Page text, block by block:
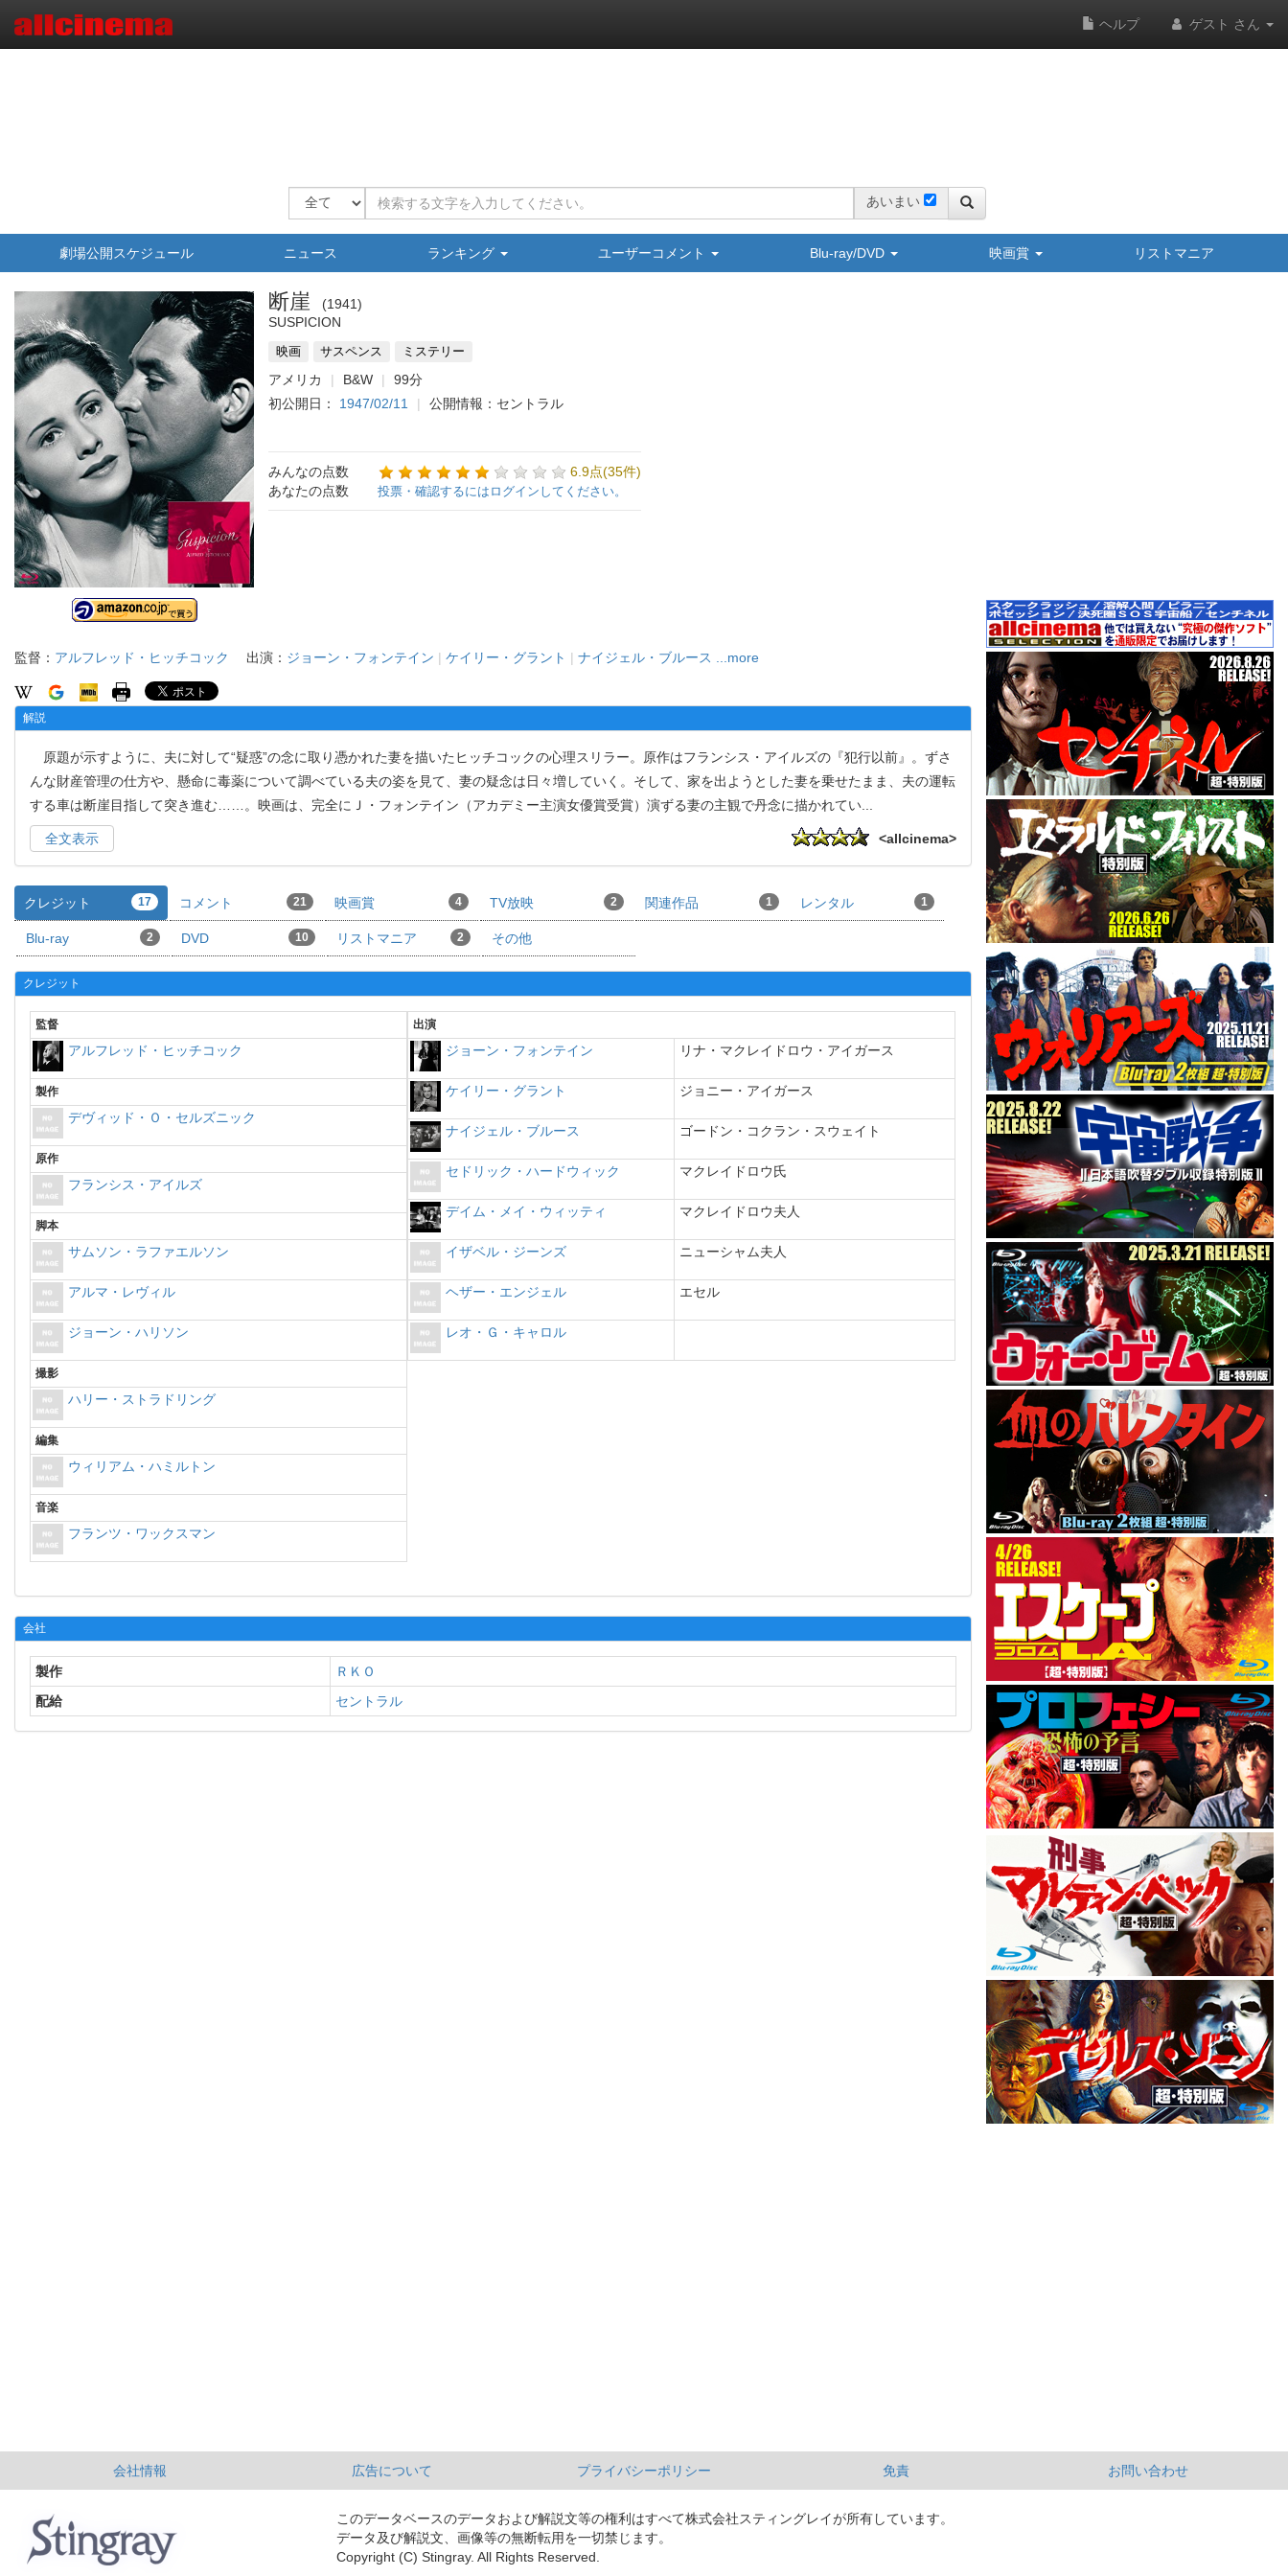
ヘルプ ゲスト さん
あいまい
劇場公開スケジュール ニュース ランキング ユーザーコメント Blu-ray/DVD 映画賞 リストマニア
断崖
1941
SUSPICION
映画 サスペンス ミステリー
アメリカ B&W
99分
初公開日： 1947/02/11 公開情報：セントラル
みんなの点数
6.9点(35件)
あなたの点数
投票・確認するにはログインしてください。
監督： アルフレッド・ヒッチコック 出演： ジョーン・フォンテイン | ケイリー・グラント | ナイジェル・ブルース ...more
解説
原題が示すように、夫に対して“疑惑”の念に取り憑かれた妻を描いたヒッチコックの心理スリラー。原作はフランシス・アイルズの『犯行以前』。ずさ
んな財産管理の仕方や、懸命に毒薬について調べている夫の姿を見て、妻の疑念は日々増していく。そして、家を出ようとした妻を乗せたまま、夫の運転
する車は断崖目指して突き進む……。映画は、完全にＪ・フォンテイン（アカデミー主演女優賞受賞）演ずる妻の主観で丹念に描かれてい
全文表示 <allcinema>
クレジット 17 コメント 21 映画賞 4 TV放映 2 関連作品 1 レンタル 1
Blu-ray 2 DVD 10 リストマニア 2 その他
クレジット
監督
アルフレッド・ヒッチコック
製作
デヴィッド・Ｏ・セルズニック
原作
フランシス・アイルズ
脚本
サムソン・ラファエルソン
アルマ・レヴィル
ジョーン・ハリソン
撮影
ハリー・ストラドリング
編集
ウィリアム・ハミルトン
音楽
フランツ・ワックスマン
出演
ジョーン・フォンテイン リナ・マクレイドロウ・アイガース
ケイリー・グラント ジョニー・アイガース
ナイジェル・ブルース ゴードン・コクラン・スウェイト
セドリック・ハードウィック マクレイドロウ氏
デイム・メイ・ウィッティ マクレイドロウ夫人
イザベル・ジーンズ ニューシャム夫人
ヘザー・エンジェル エセル
レオ・Ｇ・キャロル
会社
製作
ＲＫＯ
配給
セントラル
会社情報 広告について プライバシーポリシー 免責 お問い合わせ
このデータベースのデータおよび解説文等の権利はすべて株式会社スティングレイが所有しています。
データ及び解説文、画像等の無断転用を一切禁じます。
Copyright (C) Stingray. All Rights Reserved.